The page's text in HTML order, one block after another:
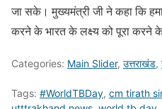
जा सके। मुख्यमंत्री जी ने कहा कि
करने के भारत के लक्ष्य को पूरा करने के
Categories: Main Slider, उत्तराखंड,
Tags: #WorldTBDay, cm tirath